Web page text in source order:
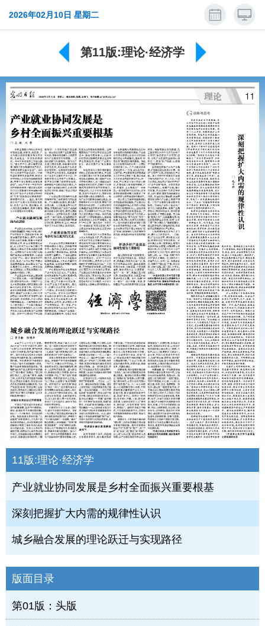
2026年02月10日 星期二
第11版:理论·经济学
11版:理论·经济学
产业就业协同发展是乡村全面振兴重要根基
深刻把握扩大内需的规律性认识
城乡融合发展的理论跃迁与实现路径
版面目录
第01版：头版